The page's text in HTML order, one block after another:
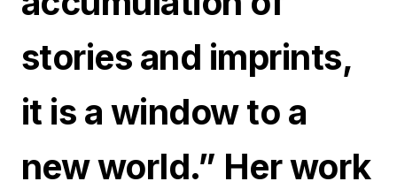
stories and imprints,
it is a window to a
new world.” Her work